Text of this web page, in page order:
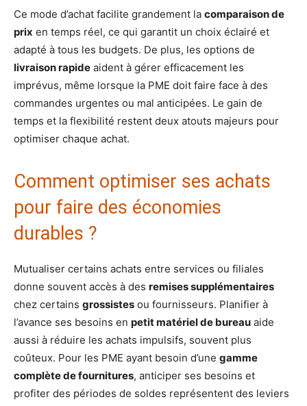
Ce mode d’achat facilite grandement la comparaison de
prix en temps réel, ce qui garantit un choix éclairé et
adapté à tous les budgets. De plus, les options de
livraison rapide aident à gérer efficacement les
imprévus, même lorsque la PME doit faire face à des
commandes urgentes ou mal anticipées. Le gain de
temps et la flexibilité restent deux atouts majeurs pour
optimiser chaque achat.
Comment optimiser ses achats
pour faire des économies
durables ?
Mutualiser certains achats entre services ou filiales
donne souvent accès à des remises supplémentaires
chez certains grossistes ou fournisseurs. Planifier à
l’avance ses besoins en petit matériel de bureau aide
aussi à réduire les achats impulsifs, souvent plus
coûteux. Pour les PME ayant besoin d’une gamme
complète de fournitures, anticiper ses besoins et
profiter des périodes de soldes représentent des leviers